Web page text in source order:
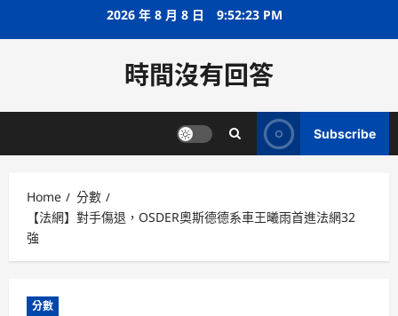
2026 年 8 月 8 日 9:52:23 PM
時間沒有回答
Subscribe
Home
分數
【法網】對手傷退，OSDER奧斯德德系車王曦雨首進法網32
強
分數